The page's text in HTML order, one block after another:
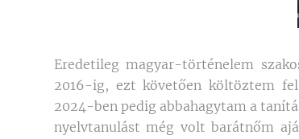
Eredetileg magyar-történelem
2016-ig, ezt követően költöztem
2024-ben pedig abbahagytam a
nyelvtanulást még volt barátnőm